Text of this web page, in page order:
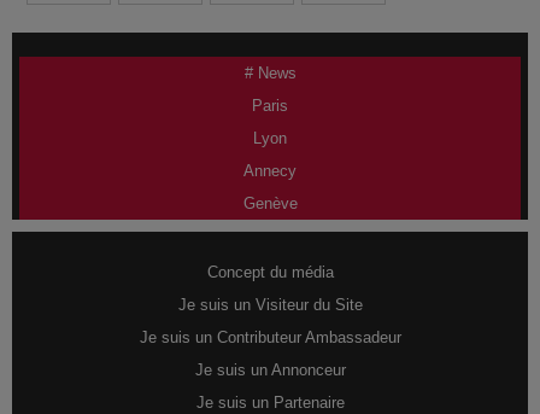
# News
Paris
Lyon
Annecy
Genève
Concept du média
Je suis un Visiteur du Site
Je suis un Contributeur Ambassadeur
Je suis un Annonceur
Je suis un Partenaire